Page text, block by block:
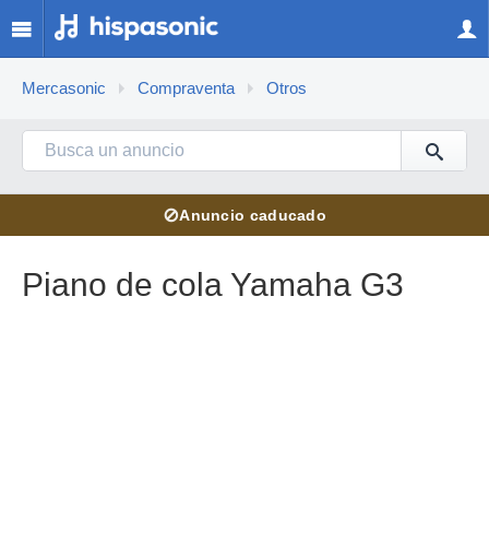
Mercasonic Compraventa Otros
⊘Anuncio caducado
Piano de cola Yamaha G3